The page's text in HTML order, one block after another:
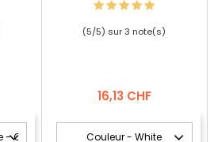
(5/5) sur3 note(s)
Prix
16,13 CHF